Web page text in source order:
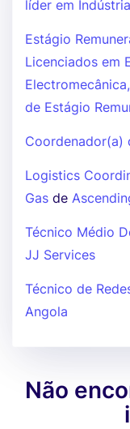
líder em
Estágio
Licenciados em
de Estágio
Coordenador(a)
Logistics
Gas de
Técnico Médio
JJ Services
Técnico de
Angola
Não